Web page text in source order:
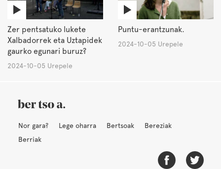
Zer pentsatuko lukete
Xalbadorrek eta Uztapidek
gaurko egunari buruz?
2024-10-05 Urepele
Puntu-erantzunak.
2024-10-05 Urepele
Nor gara? Lege oharra Bertsoak
Bereziak
Berriak